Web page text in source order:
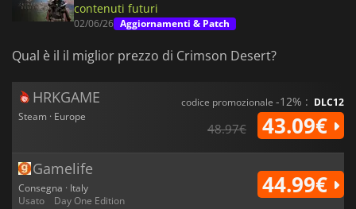
contenuti futuri
02/06/26 Aggiornamenti & Patch
Qual è il il miglior prezzo di Crimson Desert?
HRKGAME
Steam · Europe
codice promozionale -12% : DLC12
48.97€ 43.09€
Gamelife
Consegna · Italy
Usato
Day One Edition
44.99€